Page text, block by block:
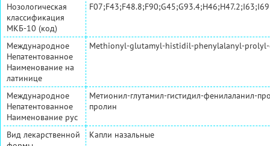
Нозологическая
классификация
МКБ-10 (код)
Международное
Непатентованное
Наименование на
латинице
Methionyl-glutamyl-histidil-phenylalanyl-
Международное
Непатентованное
Наименование рус
Метионил-глутамил-гистидил-фенилаланил-
пролин
Вид лекарственной
Капли назальные